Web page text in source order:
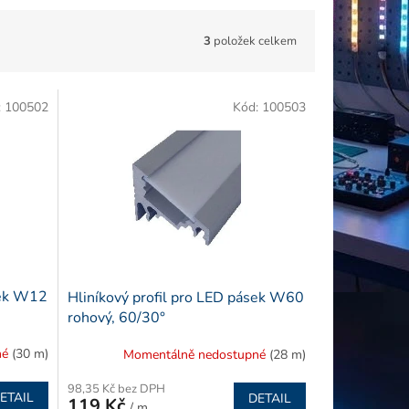
3 položek celkem
W12
(30 m)
100502
Hliníkový profil pro LED pásek W60
rohový, 60/30°
Momentálně nedostupné (28 m)
98,35 Kč bez DPH
DETAIL
Kód: 100503